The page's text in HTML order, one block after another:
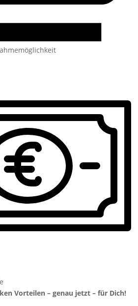
Vorteilen – genau jetzt – für Dich!